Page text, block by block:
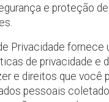
e proteção
Privacidade fornece
de privacidade e
e direitos que você
pessoais